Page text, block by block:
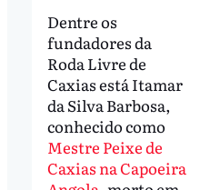
Dentre os
fundadores da
Roda Livre de
Caxias está Itamar
da Silva Barbosa,
conhecido como
Mestre Peixe de
Caxias na Capoeira